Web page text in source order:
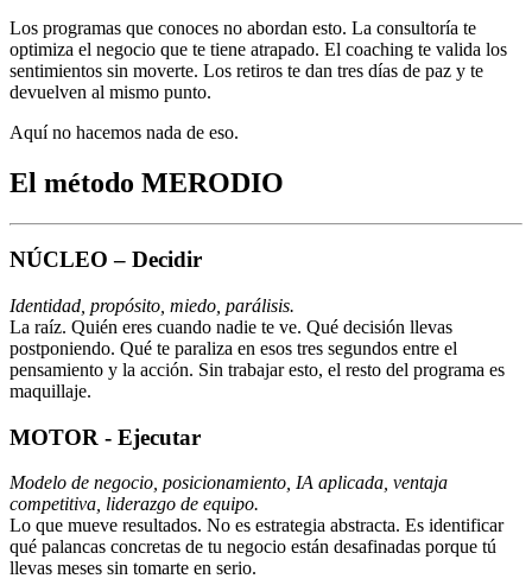
Los programas que conoces no abordan esto. La consultoría te
optimiza el negocio que te tiene atrapado. El coaching te valida los
sentimientos sin moverte. Los retiros te dan tres días de paz y te
devuelven al mismo punto.
Aquí no hacemos nada de eso.
El método MERODIO
NÚCLEO – Decidir
Identidad, propósito, miedo, parálisis.
La raíz. Quién eres cuando nadie te ve. Qué decisión llevas
postponiendo. Qué te paraliza en esos tres segundos entre el
pensamiento y la acción. Sin trabajar esto, el resto del programa es
maquillaje.
MOTOR - Ejecutar
Modelo de negocio, posicionamiento, IA aplicada, ventaja
competitiva, liderazgo de equipo.
Lo que mueve resultados. No es estrategia abstracta. Es identificar
qué palancas concretas de tu negocio están desafinadas porque tú
llevas meses sin tomarte en serio.